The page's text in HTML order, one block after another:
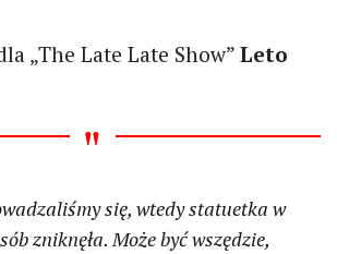
„The Late Late Show” Leto
się, wtedy statuetka w
zniknęła. Może być wszędzie,